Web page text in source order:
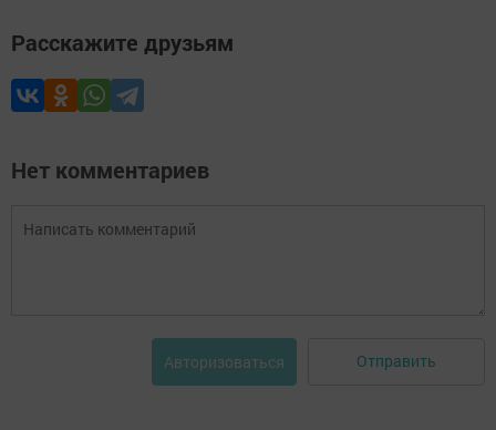
Расскажите друзьям
Нет комментариев
Авторизоваться Отправить